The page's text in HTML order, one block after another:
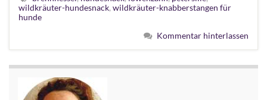
wildkräuter-hundesnack, wildkräuter-knabberstangen für
hunde
Kommentar hinterlassen